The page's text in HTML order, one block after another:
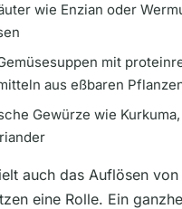
wie Enzian oder
mit
aus eßbaren
Gewürze wie
auch das Auflösen
eine Rolle. Ein